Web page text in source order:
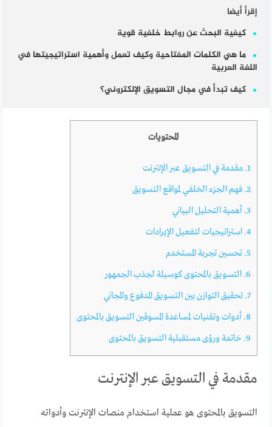
إقرأ أيضا
كيفية البحث عن روابط خلفية قوية
ما هي الكلمات المفتاحية وكيف تعمل وأهمية استراتيجيتها في
اللغة العربية
كيف تبدأ في مجال التسويق الإلكتروني؟
المحتويات
1. مقدمة في التسويق عبر الإنترنت
2. فهم الجزء الخلفي لمواقع التسويق
3. أهمية التحليل البياني
4. استراتيجيات لتفعيل الإيرادات
5. تحسين تجربة المستخدم
6. التسويق بالمحتوى كوسيلة لجذب الجمهور
7. تحقيق التوازن بين التسويق المدفوع والمجاني
8. أدوات وتقنيات لمساعدة المسوقين التسويق بالمحتوى
9. خاتمة ورؤى مستقبلية التسويق بالمحتوى
مقدمة في التسويق عبر الإنترنت
التسويق بالمحتوى هو عملية استخدام منصات الإنترنت وأدواته